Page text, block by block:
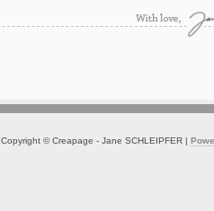
Copyright © Creapage - Jane SCHLEIPFER |